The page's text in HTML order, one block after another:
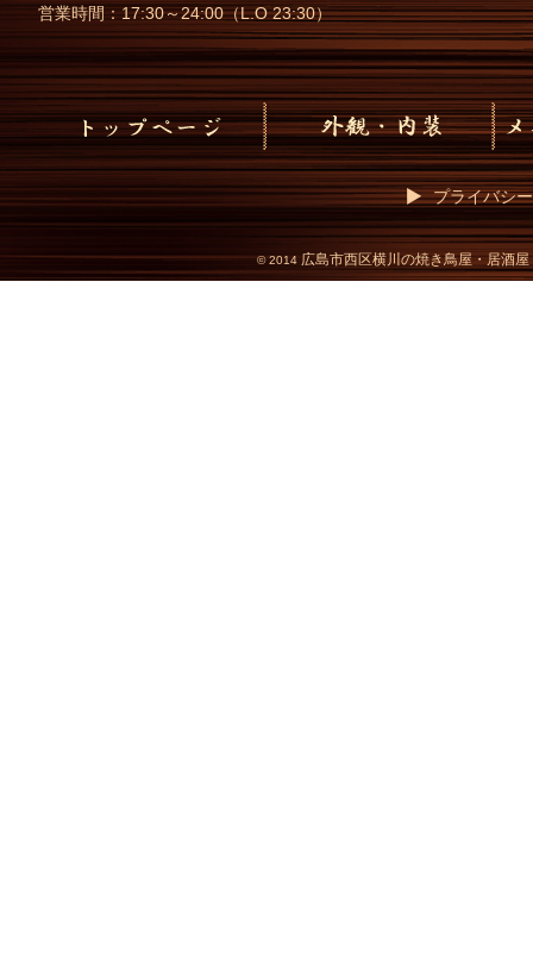
営業時間：17:30～24:00（L.O 23:30）
プライバシ
©2014 広島市西区横川の焼き鳥屋・居酒